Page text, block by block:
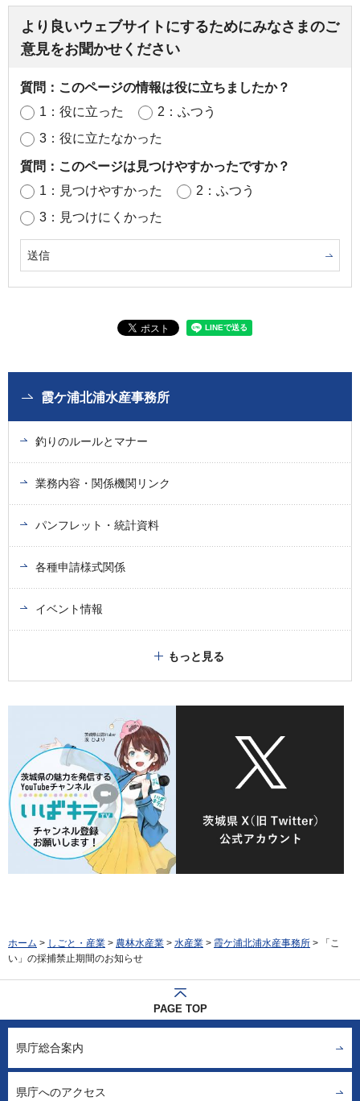
より良いウェブサイトにするためにみなさまのご
意見をお聞かせください
質問：このページの情報は役に立ちましたか？
1：役に立った
2：ふつう
3：役に立たなかった
質問：このページは見つけやすかったですか？
1：見つけやすかった
2：ふつう
3：見つけにくかった
霞ケ浦北浦水産事務所
釣りのルールとマナー
業務内容・関係機関リンク
パンフレット・統計資料
各種申請様式関係
イベント情報
もっと見る
ホーム > しごと・産業 > 農林水産業 > 水産業 > 霞ケ浦北浦水産事務所 > 「こ
い」の採捕禁止期間のお知らせ
PAGE TOP
県庁総合案内
県庁へのアクセス